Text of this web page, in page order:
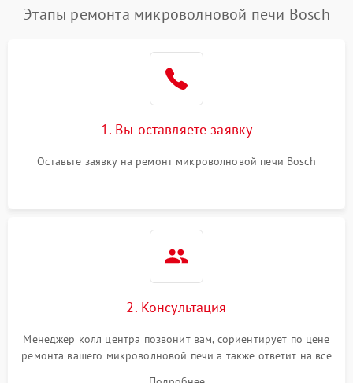
Подробнее →
2200 ₽
Не работают сенсорные
1000 ₽
Этапы ремонта микроволновой печи Bosch
1. Вы оставляете заявку
Оставьте заявку на ремонт микроволновой печи Bosch
2. Консультация
Менеджер колл центра позвонит вам, сориентирует по цене
ремонта вашего микроволновой печи а также ответит на все